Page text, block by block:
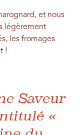
et nous
légèrement
les fromages
!
Saveur
«